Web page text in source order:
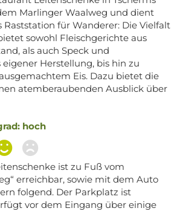
Marlinger Waalweg und dient
für Wanderer: Die Vielfalt
sowohl Fleischgerichte aus
als auch Speck und
Herstellung, bis hin zu
Eis. Dazu bietet die
atemberaubenden Ausblick über
hoch
ist zu Fuß vom
erreichbar, sowie mit dem Auto
folgend. Der Parkplatz ist
vor dem Eingang über einige